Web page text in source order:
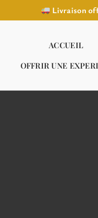
Livraison
ACCUEIL
OFFRIR UNE